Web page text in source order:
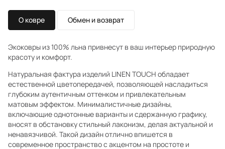
О ковре Обмен и возврат
Экоковры из 100% льна привнесут в ваш интерьер природную
красоту и комфорт.
Натуральная фактура изделий LINEN TOUCH обладает
естественной цветопередачей, позволяющей насладиться
глубоким аутентичным оттенком и привлекательным
матовым эффектом. Минималистичные дизайны,
включающие однотонные варианты и сдержанную графику,
вносят в обстановку стильный лаконизм, делая актуальной и
ненавязчивой. Такой дизайн отлично впишется в
современное пространство с акцентом на простоте и